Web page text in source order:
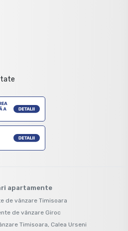
apartamente
de vânzare Timisoara
de vânzare Giroc
Timisoara, Calea Urseni